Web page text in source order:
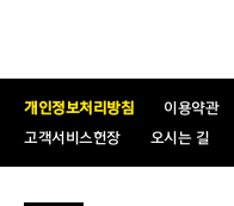
개인정보처리방침 이용약관
고객서비스헌장
오시는 길